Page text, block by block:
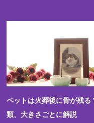
ペットは火葬後に骨が残る
類、大きさごとに解説